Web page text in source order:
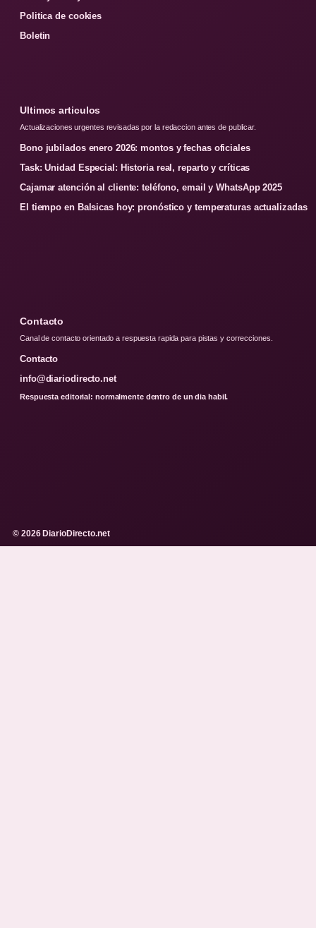
Politica de cookies
Boletin
Ultimos articulos
Actualizaciones urgentes revisadas por la redaccion antes de publicar.
Bono jubilados enero 2026: montos y fechas oficiales
Task: Unidad Especial: Historia real, reparto y críticas
Cajamar atención al cliente: teléfono, email y WhatsApp 2025
El tiempo en Balsicas hoy: pronóstico y temperaturas actualizadas
Contacto
Canal de contacto orientado a respuesta rapida para pistas y correcciones.
Contacto
info@diariodirecto.net
Respuesta editorial: normalmente dentro de un dia habil.
© 2026 DiarioDirecto.net